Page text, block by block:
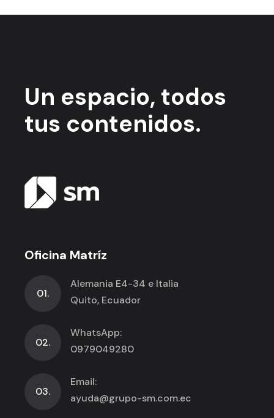
Un espacio, todos
tus contenidos.
Oficina Matríz
01.
Alemania E4-34 e Italia
Quito, Ecuador
02.
WhatsApp:
0979049280
03.
Email:
ayuda@grupo-sm.com.ec